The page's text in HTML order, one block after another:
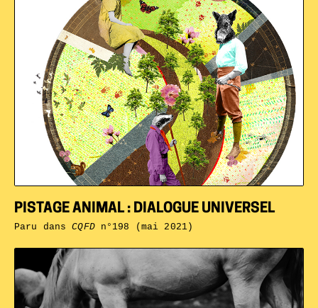
PISTAGE ANIMAL : DIALOGUE UNIVERSEL
Paru dansCQFDn°198 (mai 2021)